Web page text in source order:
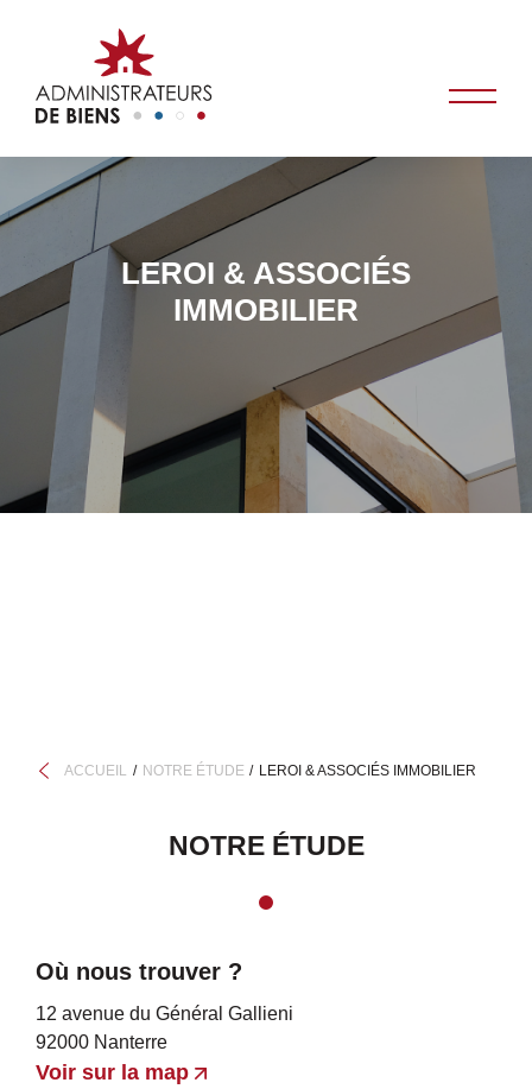
LEROI & ASSOCIÉS
IMMOBILIER
ACCUEIL NOTRE ÉTUDE LEROI & ASSOCIÉS IMMOBILIER
NOTRE ÉTUDE
Où nous trouver ?
12 avenue du Général Gallieni
92000 Nanterre
Voir sur la map